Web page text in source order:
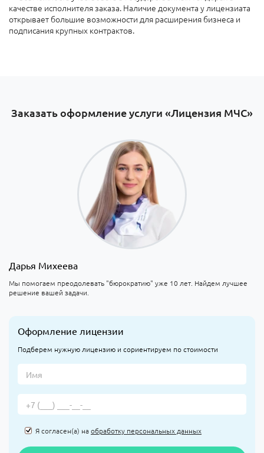
качестве исполнителя заказа. Наличие документа у лицензиата
открывает большие возможности для расширения бизнеса и
подписания крупных контрактов.
Заказать оформление услуги «Лицензия МЧС»
Дарья Михеева
Мы помогаем преодолевать "бюрократию" уже 10 лет. Найдем лучшее
решение вашей задачи.
Оформление лицензии
Подберем нужную лицензию и сориентируем по стоимости
Я согласен(а) наобработку персональных данных